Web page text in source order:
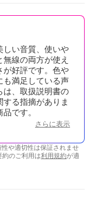
しい音質、使いや
線の両方が使え
が好評です。色や
も満足している声
は、取扱説明書の
る指摘がありま
です。
さらに表示
や適切性は保証されませ
約のご利用は利用規約が適